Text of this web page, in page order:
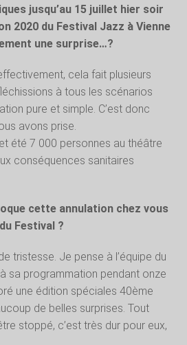
jusqu’au 15 juillet hier soir
2020 du Festival Jazz à Vienne
une surprise…?
cela fait plusieurs
à tous les scénarios
pure et simple. C’est donc
avons prise.
été 7 000 personnes au théâtre
conséquences sanitaires
cette annulation chez vous
Festival ?
tristesse. Je pense à l’équipe du
sa programmation pendant onze
une édition spéciales 40ème
de belles surprises. Tout
stoppé, c’est très dur pour eux,